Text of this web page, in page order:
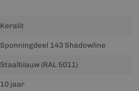
Keralit
Sponningdeel 143 Shadowline
Staalblauw (RAL 5011)
10 jaar